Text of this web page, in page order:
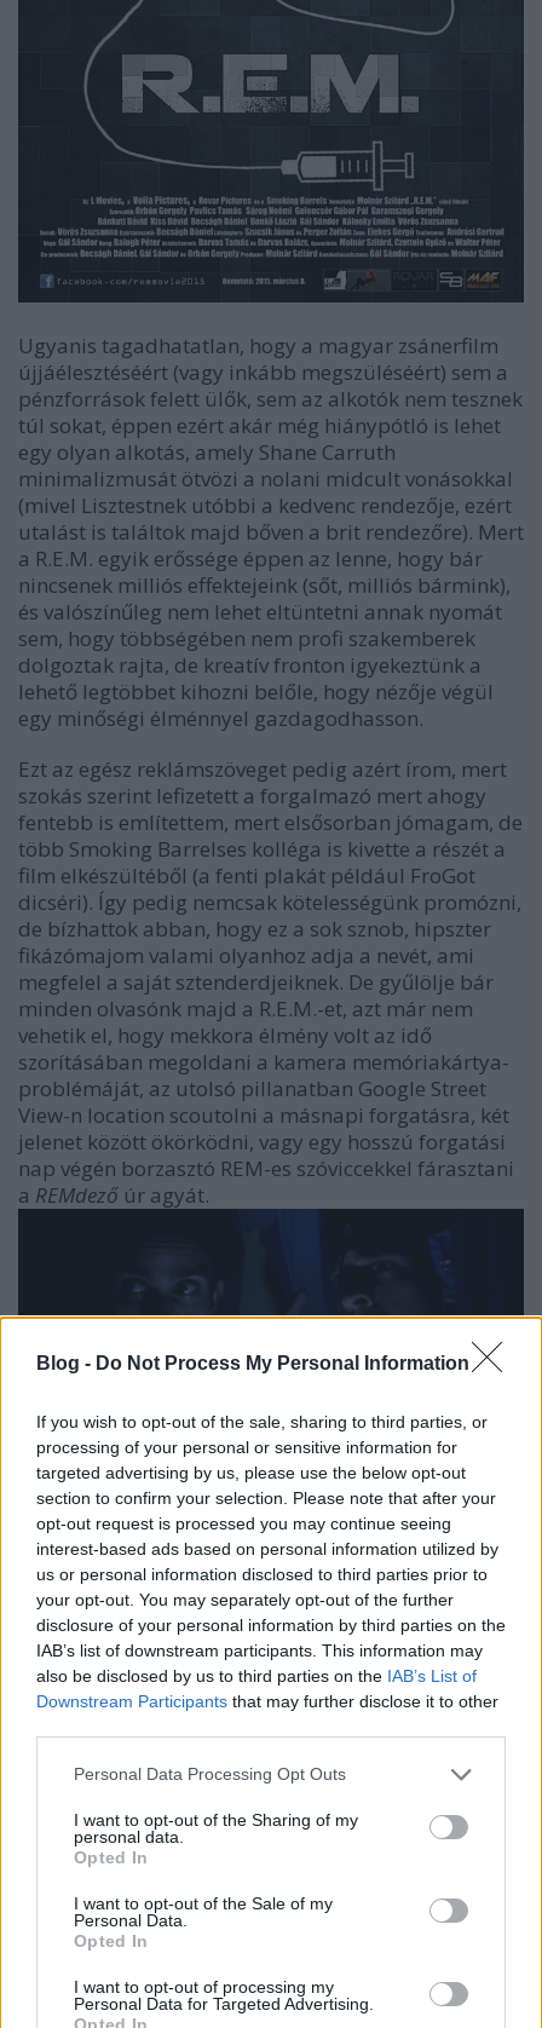
Blog - Do Not Process My Personal Information
If you wish to opt-out of the sale, sharing to third parties, or
processing of your personal or sensitive information for
targeted advertising by us, please use the below opt-out
section to confirm your selection. Please note that after your
opt-out request is processed you may continue seeing
interest-based ads based on personal information utilized by
us or personal information disclosed to third parties prior to
your opt-out. You may separately opt-out of the further
disclosure of your personal information by third parties on the
IAB’s list of downstream participants. This information may
also be disclosed by us to third parties on the IAB’s List of
Downstream Participants that may further disclose it to other
Please note that this website/app uses one or more Google
not limited to your visit or usage behaviour. You may click to
grant or deny consent to Google and its third-party tags to
use your data for below specified purposes in below Google
consent section.
Personal Data Processing Opt Outs
I want to opt-out of the Sharing of my
personal data.
Opted In
I want to opt-out of the Sale of my
Personal Data.
Opted In
I want to opt-out of processing my
Personal Data for Targeted Advertising.
Opted In
Ugyanis tagadhatatlan, hogy a magyar zsánerfilm
újjáélesztéséért (vagy inkább megszüléséért) sem a
pénzforrások felett ülők, sem az alkotók nem tesznek
túl sokat, éppen ezért akár még hiánypótló is lehet
egy olyan alkotás, amely Shane Carruth
minimalizmusát ötvözi a nolani midcult vonásokkal
(mivel Lisztestnek utóbbi a kedvenc rendezője, ezért
utalást is találtok majd bőven a brit rendezőre). Mert
a R.E.M. egyik erőssége éppen az lenne, hogy bár
nincsenek milliós effektejeink (sőt, milliós bármink),
és valószínűleg nem lehet eltüntetni annak nyomát
sem, hogy többségében nem profi szakemberek
dolgoztak rajta, de kreatív fronton igyekeztünk a
lehető legtöbbet kihozni belőle, hogy nézője végül
egy minőségi élménnyel gazdagodhasson.
Ezt az egész reklámszöveget pedig azért írom, mert
szokás szerint lefizetett a forgalmazó mert ahogy
fentebb is említettem, mert elsősorban jómagam, de
több Smoking Barrelses kolléga is kivette a részét a
film elkészültéből (a fenti plakát például FroGot
dicséri). Így pedig nemcsak kötelességünk promózni,
de bízhattok abban, hogy ez a sok sznob, hipszter
fikázómajom valami olyanhoz adja a nevét, ami
megfelel a saját sztenderdjeiknek. De gyűlölje bár
minden olvasónk majd a R.E.M.-et, azt már nem
vehetik el, hogy mekkora élmény volt az idő
szorításában megoldani a kamera memóriakártya-
problémáját, az utolsó pillanatban Google Street
View-n location scoutolni a másnapi forgatásra, két
jelenet között ökörködni, vagy egy hosszú forgatási
nap végén borzasztó REM-es szóviccekkel fárasztani
a REMdező úr agyát.
De, hogy végre valami konkrétumot is írjak, egy
kedvcsináló a sztoriból:a történet szerint a drogfüggő
Joe (Orbán Gergely) egy új szomszédot kap Márk
(Pavlics Tamás) személyében, aki magával hoz egy
titokzatos szerkezetet viharosan elhagyott külföldi
állásából. A gép lehetőséget ad használójának arra,
hogy mások álmait bejárhatja, ez pedig ilyen formában
ellenállni a késztetésnek, idővel azonban egymás álmai
áldozatokat a játszmába. A dolgok pedig itt kezdenek
egy kicsit szétcsúszni..
Úgyhogy nézzétek alább a trailert,
lájkoljátok a
film hivatalos Facebook oldalát
Imdb-n, nemsokára pedig jelentkezünk egy
lehetőséggel is, amelynek keretében akár magát a
produkciót is megtekinthetitek.(UPDATE:
a